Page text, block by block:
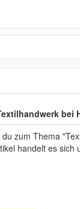
bei
zum Thema
handelt es sich